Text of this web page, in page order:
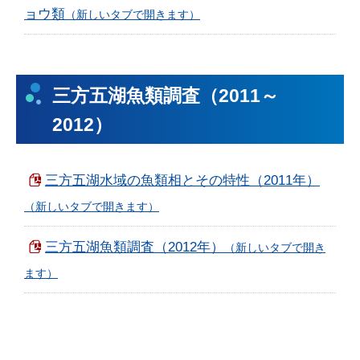
ョウ類
三方五湖魚類調査（2011～
2012）
三方五湖水域の魚類相とその特性（2011年）
三方五湖魚類調査（2012年）